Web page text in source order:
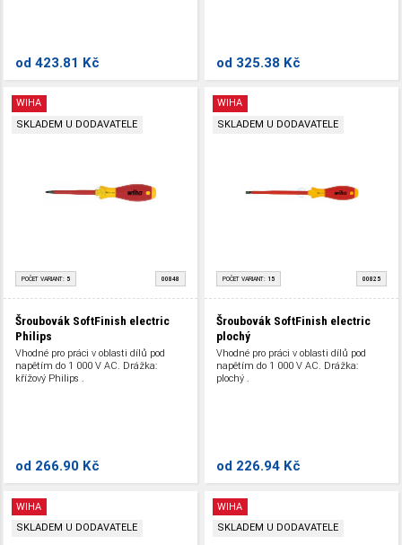
od 423.81 Kč od 325.38 Kč
WIHA
SKLADEM U DODAVATELE
POČET VARIANT: 5 00848
Šroubovák SoftFinish electric
Philips
Vhodné pro práci v oblasti dílů pod
napětím do 1 000 V AC. Drážka:
křížový Philips .
od 266.90 Kč
WIHA
SKLADEM U DODAVATELE
POČET VARIANT: 15 00825
Šroubovák SoftFinish electric
plochý
Vhodné pro práci v oblasti dílů pod
napětím do 1 000 V AC. Drážka:
plochý .
od 226.94 Kč
WIHA
SKLADEM U DODAVATELE
WIHA
SKLADEM U DODAVATELE